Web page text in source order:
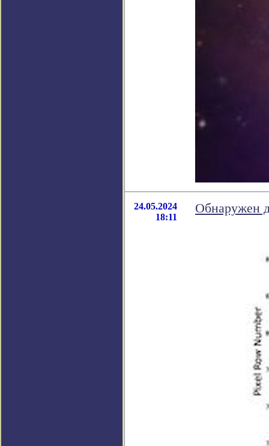
24.05.2024
18:11
Обнаружен